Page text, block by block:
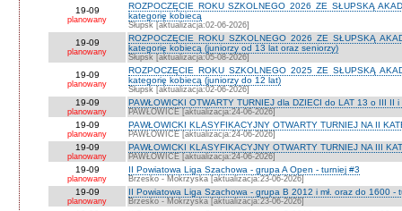
19-09
planowany
ROZPOCZĘCIE ROKU SZKOLNEGO 2026 ZE SŁUPSKĄ
kategorię kobiecą
Słupsk [aktualizacja:02-06-2026]
19-09
planowany
ROZPOCZĘCIE ROKU SZKOLNEGO 2026 ZE SŁUPSKĄ
kategorię kobiecą (juniorzy od 13 lat oraz seniorzy)
Słupsk [aktualizacja:05-08-2026]
19-09
planowany
ROZPOCZĘCIE ROKU SZKOLNEGO 2025 ZE SŁUPSKĄ
kategorię kobiecą (juniorzy do 12 lat)
Słupsk [aktualizacja:02-06-2026]
19-09
planowany
PAWŁOWICKI OTWARTY TURNIEJ dla DZIECI do LAT 13 o III II
PAWŁOWICE [aktualizacja:24-06-2026]
19-09
planowany
PAWŁOWICKI KLASYFIKACYJNY OTWARTY TURNIEJ NA II
PAWŁOWICE [aktualizacja:24-06-2026]
19-09
planowany
PAWŁOWICKI KLASYFIKACYJNY OTWARTY TURNIEJ NA III
PAWŁOWICE [aktualizacja:24-06-2026]
19-09
planowany
II Powiatowa Liga Szachowa - grupa A Open - turniej #3
Brzesko - Mokrzyska [aktualizacja:23-06-2026]
19-09
planowany
II Powiatowa Liga Szachowa - grupa B 2012 i mł. oraz do 1600 -
Brzesko - Mokrzyska [aktualizacja:23-06-2026]